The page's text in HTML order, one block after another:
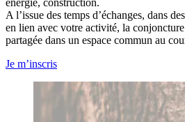
énergie, construction.
A l’issue des temps d’échanges, dans
en lien avec votre activité, la conjoncture
partagée dans un espace commun au
Je m’inscris